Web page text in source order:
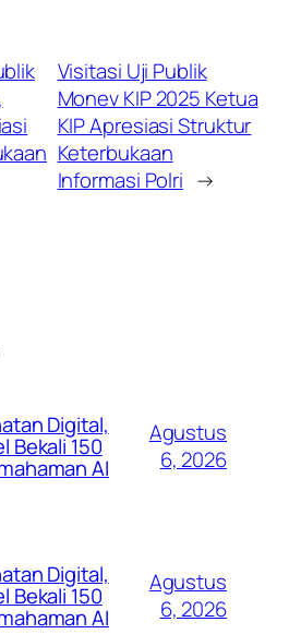
Visitasi Uji Publik
Monev KIP 2025 Ketua
KIP Apresiasi Struktur
Keterbukaan
Informasi Polri →
Digital,
Bekali 150
AI
Agustus
6, 2026
Digital,
Bekali 150
AI
Agustus
6, 2026